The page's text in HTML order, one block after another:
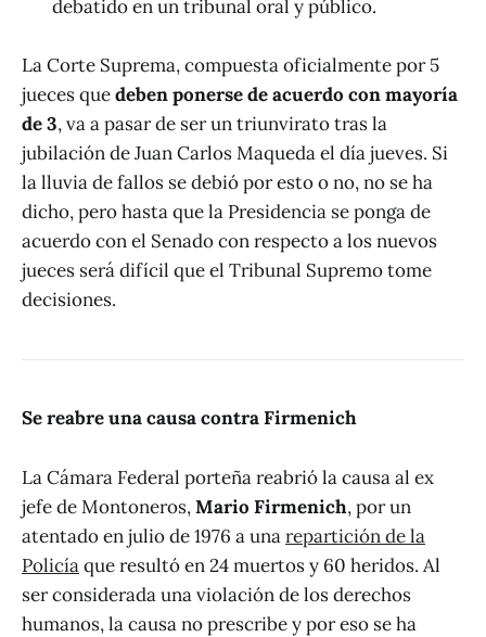
debatido en un tribunal oral y público.
La Corte Suprema, compuesta oficialmente por 5
jueces quedeben ponerse de acuerdo con mayoría
de 3, va a pasar de ser un triunvirato tras la
jubilación de Juan Carlos Maqueda el día jueves. Si
la lluvia de fallos se debió por esto o no, no se ha
dicho, pero hasta que la Presidencia se ponga de
acuerdo con el Senado con respecto a los nuevos
jueces será difícil que el Tribunal Supremo tome
decisiones.
Se reabre una causa contra Firmenich
La Cámara Federal porteña reabrió la causa al ex
jefe de Montoneros,Mario Firmenich, por un
atentado en julio de 1976 a unarepartición de la
Policíaque resultó en 24 muertos y 60 heridos. Al
ser considerada una violación de los derechos
humanos, la causa no prescribe y por eso se ha